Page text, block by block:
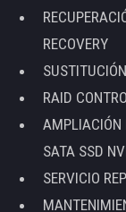
RECOVERY
RAID
AMPLIACIÓN
SATA SSD
SERVICIO